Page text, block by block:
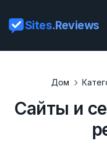
Sites.Reviews
Дом
Сайты и